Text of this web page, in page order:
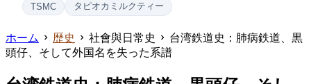
TSMC
タピオカミルクティー
ホーム 歴史 社會與日常史
台湾鉄道史：肺病鉄道、黒
頭仔、そして外国名を失った系譜